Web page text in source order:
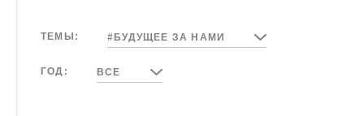
ТЕМЫ: #БУДУЩЕЕ ЗА НАМИ
ГОД: ВСЕ